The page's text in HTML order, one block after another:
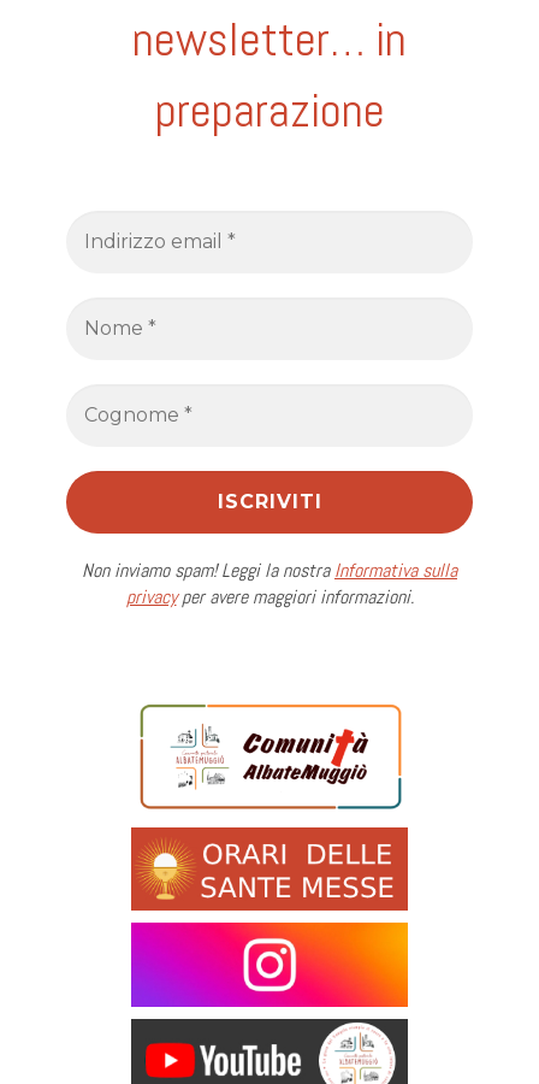
newsletter… in
preparazione
Non inviamo spam! Leggi la nostraInformativa sulla
privacyper avere maggiori informazioni.